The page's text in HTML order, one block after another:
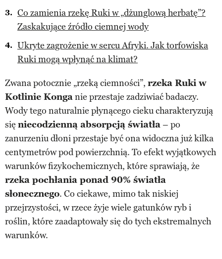
Co zamienia rzekę Ruki w „dżunglową herbatę”?
Zaskakujące źródło ciemnej wody
Ukryte zagrożenie w sercu Afryki. Jak torfowiska
Ruki mogą wpłynąć na klimat?
Zwana potocznie „rzeką ciemności”, rzeka Ruki w
Kotlinie Konganie przestaje zadziwiać badaczy.
Wody tego naturalnie płynącego cieku charakteryzują
się niecodzienną absorpcją światła– po
zanurzeniu dłoni przestaje być ona widoczna już kilka
centymetrów pod powierzchnią. To efekt wyjątkowych
warunków fizykochemicznych, które sprawiają, że
rzeka pochłania ponad 90% światła
słonecznego. Co ciekawe, mimo tak niskiej
przejrzystości, w rzece żyje wiele gatunków ryb i
roślin, które zaadaptowały się do tych ekstremalnych
warunków.